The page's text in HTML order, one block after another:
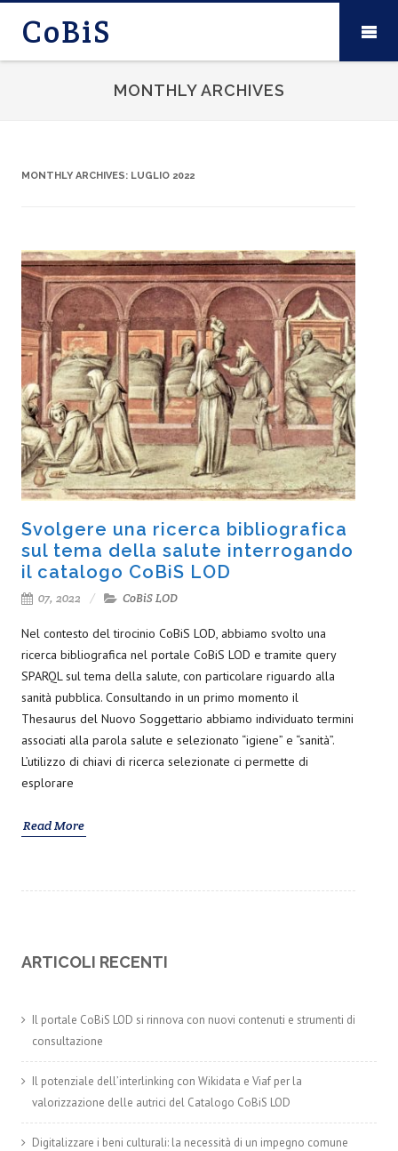
CoBiS
MONTHLY ARCHIVES
MONTHLY ARCHIVES: LUGLIO 2022
Svolgere una ricerca bibliografica
sul tema della salute interrogando
il catalogo CoBiS LOD
07, 2022 CoBiS LOD
Nel contesto del tirocinio CoBiS LOD, abbiamo svolto una
ricerca bibliografica nel portale CoBiS LOD e tramite query
SPARQL sul tema della salute, con particolare riguardo alla
sanità pubblica. Consultando in un primo momento il
Thesaurus del Nuovo Soggettario abbiamo individuato termini
associati alla parola salute e selezionato “igiene” e “sanità”.
L’utilizzo di chiavi di ricerca selezionate ci permette di
esplorare
Read More
ARTICOLI RECENTI
Il portale CoBiS LOD si rinnova con nuovi contenuti e strumenti di
consultazione
Il potenziale dell’interlinking con Wikidata e Viaf per la
valorizzazione delle autrici del Catalogo CoBiS LOD
Digitalizzare i beni culturali: la necessità di un impegno comune